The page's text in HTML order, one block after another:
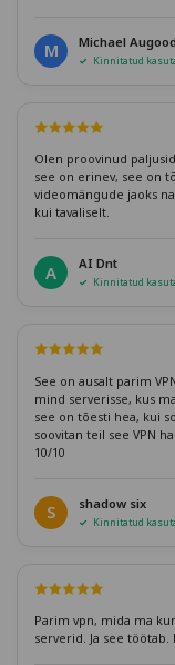
M Michael Augood
Kinnitatud
Olen proovinud
see on erinev, see on
videomängude jaoks
kui tavaliselt.
A AI Dnt
Kinnitatud
See on ausalt parim
mind serverisse, kus
see on tõesti hea, kui
soovitan teil see VPN
10/10
S shadow six
Kinnitatud
Parim vpn, mida ma
serverid. Ja see